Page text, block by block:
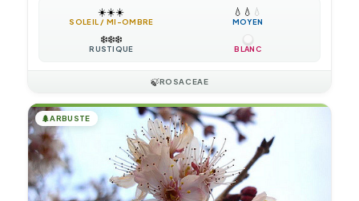
☀️☀️☀️
SOLEIL / MI-OMBRE
💧 💧 💧
MOYEN
❄️❄️❄️
RUSTIQUE BLANC
🍃ROSACEAE
🌲ARBUSTE